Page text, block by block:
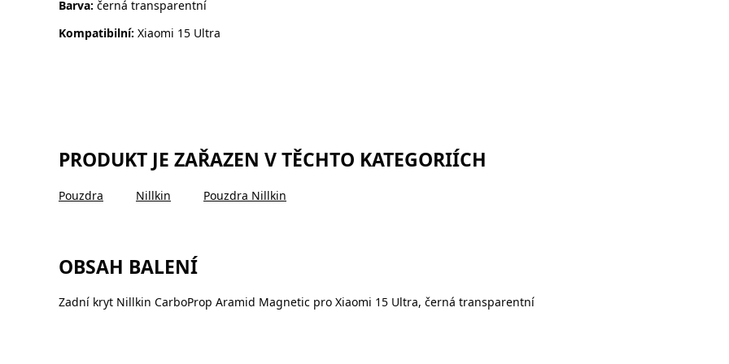
Barva: černá transparentní
Kompatibilní: Xiaomi 15 Ultra
PRODUKT JE ZAŘAZEN V TĚCHTO KATEGORIÍCH
Pouzdra Nillkin Pouzdra Nillkin
OBSAH BALENÍ
Zadní kryt Nillkin CarboProp Aramid Magnetic pro Xiaomi 15 Ultra, černá transparentní